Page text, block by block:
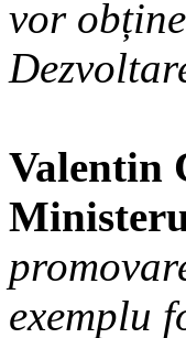
vor
Valentin
exemplu